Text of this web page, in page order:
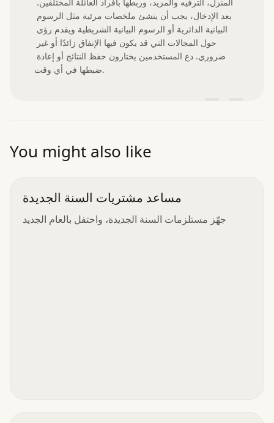
ضبطها في أي وقت.
You might also like
مساعد مشتريات السنة الجديدة
جهّز مستلزمات السنة الجديدة، واحتفل بالعام الجديد